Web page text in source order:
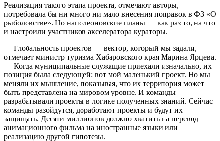
Реализация такого этапа проекта, отмечают авторы,
потребовала бы ни много ни мало внесения поправок в ФЗ «О
рыболовстве». Но наполеоновские планы — как раз то, на что
и настроили участников акселератора кураторы.
— Глобальность проектов — вектор, который мы задали, —
отмечает министр туризма Хабаровского края Марина Ярцева.
— Когда муниципальные служащие приехали изначально, их
позиция была следующей: вот мой маленький проект. Но мы
меняли их мышление, показывая, что их территория может
быть представлена на мировом уровне. И команды
разрабатывали проекты в логике полученных знаний. Сейчас
команды разойдутся, доработают проекты и будут их
защищать. Десяти миллионов должно хватить на перевод
анимационного фильма на иностранные языки или
реализацию другой гипотезы.